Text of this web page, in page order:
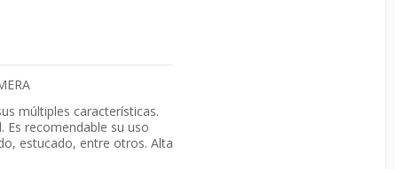
múltiples características.
Es recomendable su uso
estucado, entre otros. Alta